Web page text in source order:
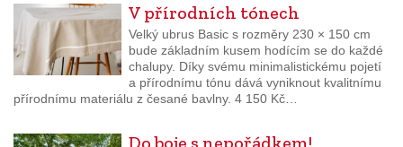
V přírodních tónech
Velký ubrus Basic s rozměry 230 × 150 cm
bude základním kusem hodícím se do každé
chalupy. Díky svému minimalistickému pojetí
a přírodnímu tónu dává vyniknout kvalitnímu
přírodnímu materiálu z česané bavlny. 4 150 Kč…